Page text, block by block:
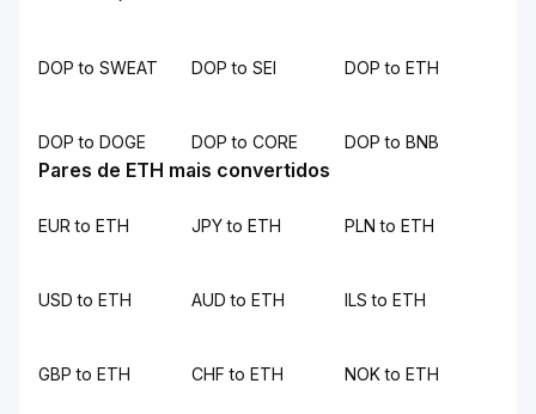
DOP to SWEAT DOP to SEI DOP to ETH
DOP to DOGE DOP to CORE DOP to BNB
Pares de ETH mais convertidos
EUR to ETH JPY to ETH PLN to ETH
USD to ETH AUD to ETH ILS to ETH
GBP to ETH CHF to ETH NOK to ETH